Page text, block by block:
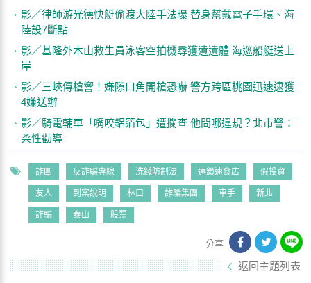
影／律師游光德快艇偷渡大陸手法曝 替身幫戴電子手環、海
陸設7斷點
影／基隆外木山救生員泳客空拍機尋獲遺遺體 海巡船艇送上
岸
影／三峽傳槍響！嫌隙口角開槍恐嚇 警方跨區桃園迅速逮獲
4嫌送辦
影／騎電輔車「嘴咬鋁箔包」遭攔查 他問哪違規？北市警：
柔性勸導
詐團 反詐騙專線 洗錢防制法 連鎖速食店 假投資
友人 到案說明 林口 詐騙集團 車手 新北
詐騙 泰山 股票
分享
返回主題列表